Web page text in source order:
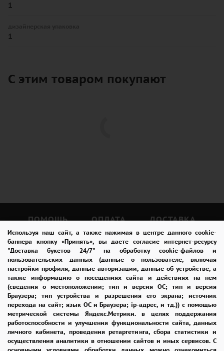
Используя наш сайт, а также нажимая в центре данного cookie-
баннера кнопку «Принять», вы даете согласие интернет-ресурсу
"Доставка букетов 24/7" на обработку cookie-файлов и
пользовательских данных (данные о пользователе, включая
настройки профиля, данные авторизации, данные об устройстве, а
также информацию о посещениях сайта и действиях на нем
(сведения о местоположении; тип и версия ОС; тип и версия
Браузера; тип устройства и разрешения его экрана; источник
перехода на сайт; язык ОС и Браузера; ip-адрес, и тд.)) с помощью
метрической системы Яндекс.Метрики. в целях поддержания
работоспособности и улучшения функциональности сайта, данных
личного кабинета, проведения ретаргетинга, сбора статистики и
осуществления аналитики в отношении сайтов и иных сервисов. С
1
1
С этим товаром покупают
ПОМОЩЬ ОПЛАТА
ДОСТАВКА
ГАРАНТИИ
КУПОН
ВОЗВРАТ
ОТЗЫВЫ
РЕКОМЕНДАЦИИ
КОНТАКТЫ
8-965-242-37-47
ЗАКАЗАТЬ ЗВОНОК